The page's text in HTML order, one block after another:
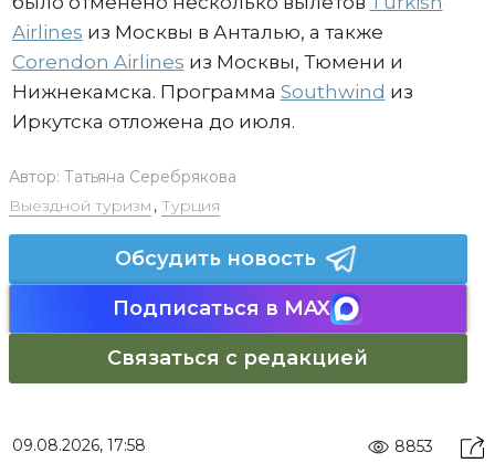
Airlines из Москвы в Анталью, а также
Corendon Airlines из Москвы, Тюмени и
Нижнекамска. Программа Southwind из
Иркутска отложена до июля.
Автор: Татьяна Серебрякова
Выездной туризм , Турция
Обсудить новость
Подписаться в MAX
Связаться с редакцией
09.08.2026, 17:58 8853